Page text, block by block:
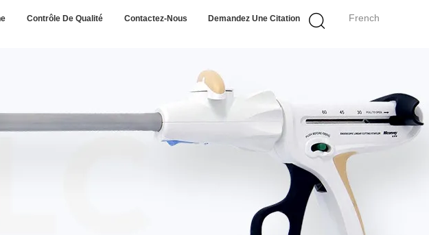
French
Contrôle De Qualité Contactez-Nous Demandez Une Citation